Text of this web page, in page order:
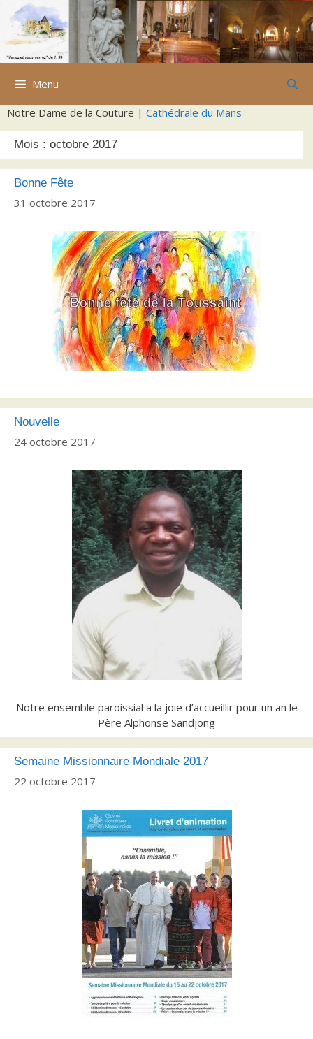
Aller
contenu
Menu
Notre Dame de la Couture | Cathédrale du Mans
Mois : octobre 2017
Bonne Fête
31 octobre 2017
Nouvelle
24 octobre 2017
Notre ensemble paroissial a la joie d’accueillir pour un an le
Père Alphonse Sandjong
Semaine Missionnaire Mondiale 2017
22 octobre 2017